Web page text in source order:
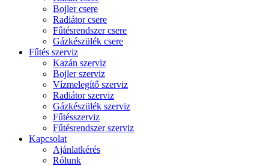
Bojler csere
Radiátor csere
Fűtésrendszer csere
Gázkészülék csere
Fűtés szerviz
Kazán szerviz
Bojler szerviz
Vízmelegítő szerviz
Radiátor szerviz
Gázkészülék szerviz
Fűtésszerviz
Fűtésrendszer szerviz
Kapcsolat
Ajánlatkérés
Rólunk